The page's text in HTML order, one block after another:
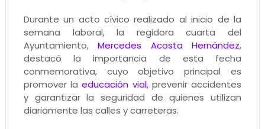
Durante un acto cívico realizado al inicio de la
semana laboral, la regidora cuarta del
Ayuntamiento,Mercedes Acosta Hernández,
destacó la importancia de esta fecha
conmemorativa, cuyo objetivo principal es
promover laeducación vial, prevenir accidentes
y garantizar la seguridad de quienes utilizan
diariamente las calles y carreteras.